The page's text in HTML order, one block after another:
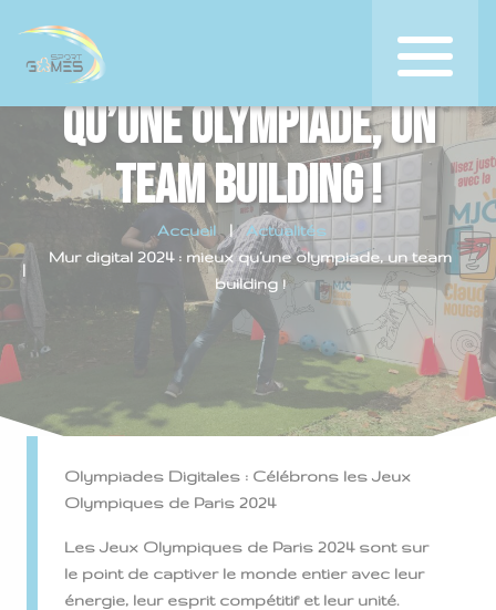
Mur digital 2024 : mieux
qu’une olympiade, un
team building !
Accueil
Actualités
Mur digital 2024 : mieux qu’une olympiade, un team
building !
Olympiades Digitales : Célébrons les Jeux
Olympiques de Paris 2024
Les Jeux Olympiques de Paris 2024 sont sur
le point de captiver le monde entier avec leur
énergie, leur esprit compétitif et leur unité.